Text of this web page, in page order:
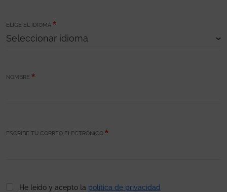
ELIGE EL IDIOMA
NOMBRE
ESCRIBE TU CORREO ELECTRÓNICO
He leído y acepto la política de privacidad